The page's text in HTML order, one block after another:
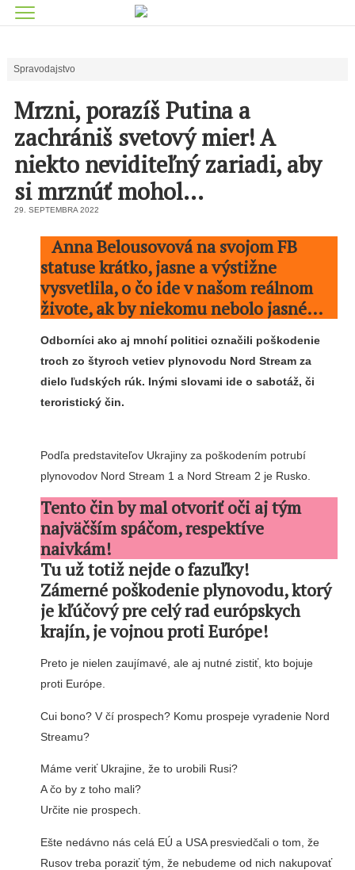
Spravodajstvo
Mrzni, porazíš Putina a
zachrániš svetový mier! A
niekto neviditeľný zariadi, aby
si mrznúť mohol…
29. SEPTEMBRA 2022
Anna Belousovová na svojom FB
statuse krátko, jasne a výstižne
vysvetlila, o čo ide v našom reálnom
živote, ak by niekomu nebolo jasné…
Odborníci ako aj mnohí politici označili poškodenie
troch zo štyroch vetiev plynovodu Nord Stream za
dielo ľudských rúk. Inými slovami ide o sabotáž, či
teroristický čin.
Podľa predstaviteľov Ukrajiny za poškodením potrubí
plynovodov Nord Stream 1 a Nord Stream 2 je Rusko.
Tento čin by mal otvoriť oči aj tým
najväčším spáčom, respektíve
naivkám!
Tu už totiž nejde o fazuľky!
Zámerné poškodenie plynovodu, ktorý
je kľúčový pre celý rad európskych
krajín, je vojnou proti Európe!
Preto je nielen zaujímavé, ale aj nutné zistiť, kto bojuje
proti Európe.
Cui bono? V čí prospech? Komu prospeje vyradenie Nord
Streamu?
Máme veriť Ukrajine, že to urobili Rusi?
A čo by z toho mali?
Určite nie prospech.
Ešte nedávno nás celá EÚ a USA presviedčali o tom, že
Rusov treba poraziť tým, že nebudeme od nich nakupovať